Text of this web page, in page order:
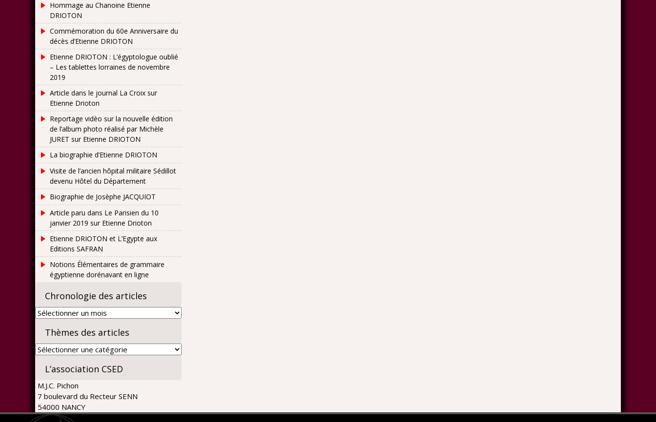
Hommage au Chanoine Etienne
DRIOTON
Commémoration du 60e Anniversaire du
décès d’Etienne DRIOTON
Etienne DRIOTON : L’égyptologue oublié
– Les tablettes lorraines de novembre
2019
Article dans le journal La Croix sur
Etienne Drioton
Reportage vidèo sur la nouvelle édition
de l’album photo réalisé par Michèle
JURET sur Etienne DRIOTON
La biographie d’Etienne DRIOTON
Visite de l’ancien hôpital militaire Sédillot
devenu Hôtel du Département
Biographie de Josèphe JACQUIOT
Article paru dans Le Parisien du 10
janvier 2019 sur Etienne Drioton
Etienne DRIOTON et L’Egypte aux
Editions SAFRAN
Notions Élémentaires de grammaire
égyptienne dorénavant en ligne
Chronologie des articles
Chronologie
articles
Thèmes des articles
Thèmes
articles
L’association CSED
M.J.C. Pichon
7 boulevard du Recteur SENN
54000 NANCY